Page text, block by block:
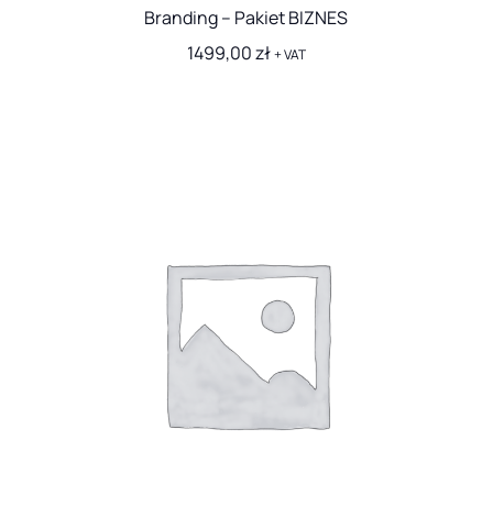
Branding – Pakiet BIZNES
1499,00zł + VAT